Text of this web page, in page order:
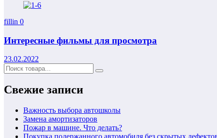
fillin 0
Интересные фильмы для просмотра
23.02.2022
Свежие записи
Важность выбора автошколы
Замена амортизаторов
Пожар в машине. Что делать?